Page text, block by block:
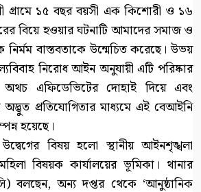
গ্রামে ১৫ বছর বয়সী এক কিশোরী ও ১৬
বিয়ে হওয়ার ঘটনাটি আমাদের সমাজ ও
নির্মম বাস্তবতাকে উন্মেচিত করেছে। উভয়
নিরোধ আইন অনুযায়ী এটি পরিষ্কার
অথচ এফিডেভিটের দোহাই দিয়ে এবং
অদ্ভুত প্রতিযোগিতার মাধ্যমে এই বেআইনি
হয়েছে।
বিষয় হলো স্থানীয় আইনশৃঙ্খলা
বিষয়ক কার্যালয়ের ভূমিকা। থানার
বলছেন, অন্য দপ্তর থেকে ‘আনুষ্ঠানিক